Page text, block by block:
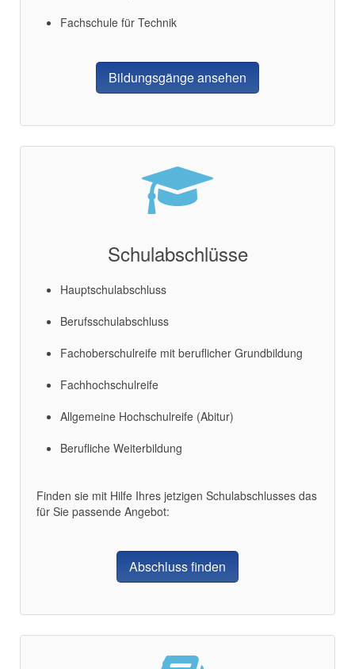
Fachschule für Technik
Bildungsgänge ansehen
Schulabschlüsse
Hauptschulabschluss
Berufsschulabschluss
Fachoberschulreife mit beruflicher Grundbildung
Fachhochschulreife
Allgemeine Hochschulreife (Abitur)
Berufliche Weiterbildung
Finden sie mit Hilfe Ihres jetzigen Schulabschlusses das
für Sie passende Angebot:
Abschluss finden